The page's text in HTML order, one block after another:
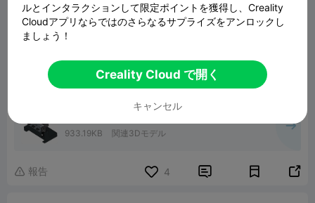
tractor dumper 1/10/12/14
933.19KB 関連3Dモデル
 報告 4  
ルとインタラクションして限定ポイントを獲得し、Creality
Cloudアプリならではのさらなるサプライズをアンロックし
ましょう！
Creality Cloud で開く
キャンセル